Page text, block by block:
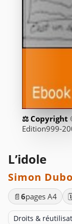
Edition999-
L’idole
Simon
📄 6pages A4
Droits &